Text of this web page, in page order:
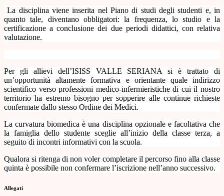
La disciplina viene inserita nel Piano di studi degli studenti e, in
quanto tale, diventano obbligatori: la frequenza, lo studio e la
certificazione a conclusione dei due periodi didattici, con relativa
valutazione.
Per gli allievi dell’ISISS VALLE SERIANA si è trattato di
un’opportunità altamente formativa e orientante quale indirizzo
scientifico verso professioni medico-infermieristiche di cui il nostro
territorio ha estremo bisogno per sopperire alle continue richieste
confermate dallo stesso Ordine dei Medici.
La curvatura biomedica è una disciplina opzionale e facoltativa che
la famiglia dello studente sceglie all’inizio della classe terza, a
seguito di incontri informativi con la scuola.
Qualora si ritenga di non voler completare il percorso fino alla classe
quinta è possibile non confermare l’iscrizione nell’anno successivo.
Allegati